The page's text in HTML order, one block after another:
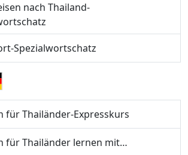
nach Thailand-
Spezialwortschatz
für Thailänder-Expresskurs
für Thailänder lernen mit…